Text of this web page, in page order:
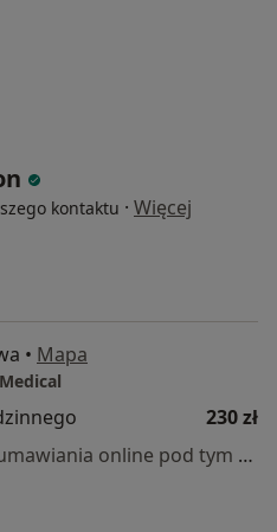
kontaktu · Więcej
• Mapa
230 zł
Specjalista nie oferuje umawiania online pod tym adresem.